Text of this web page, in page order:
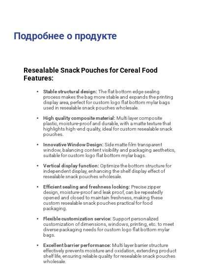
Подробнее о продукте
Resealable Snack Pouches for Cereal Food
Features:
Stable structural design: The flat bottom edge sealing
process makes the bag more stable and expands the printing
display area, perfect for custom logo flat bottom mylar bags
used in resealable snack pouches wholesale.
High quality composite material: Multi layer composite
plastic, moisture-proof and durable, with a matte texture that
highlights high-end quality, ideal for custom resealable snack
pouches.
Innovative Window Design: Side matte film transparent
window, balancing content visibility and packaging aesthetics,
suitable for custom logo flat bottom mylar bags.
Vertical display function: Optimize the bottom structure for
independent display, enhancing the shelf display effect of
resealable snack pouches wholesale.
Efficient sealing and freshness locking: Precise zipper
design, moisture-proof and leak proof, can be repeatedly
opened and closed to maintain freshness, making these
custom resealable snack pouches practical for food
packaging.
Flexible customization service: Support personalized
customization of dimensions, windows, printing, etc. to meet
diverse packaging needs for custom logo flat bottom mylar
bags.
Excellent barrier performance: Multi layer barrier structure
effectively prevents moisture and oxidation, extending product
shelf life, ensuring reliable quality for resealable snack pouches
wholesale.